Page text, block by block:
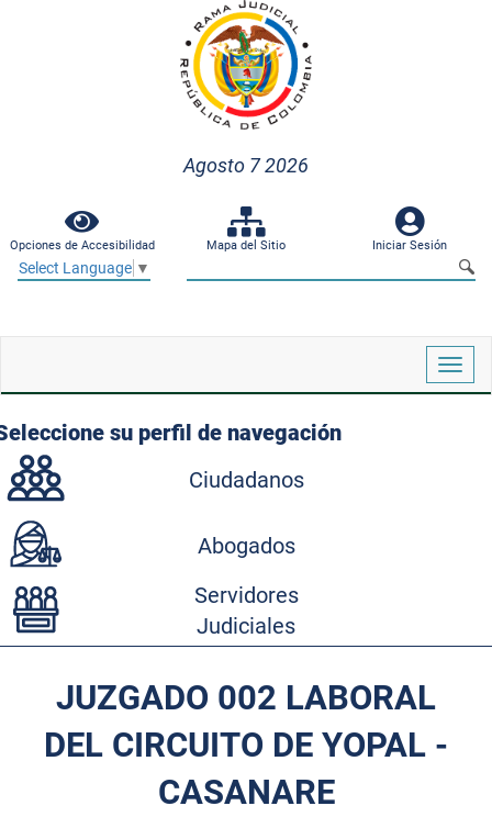
Agosto 7 2026
Opciones de Accesibilidad Mapa del Sitio Iniciar Sesión
Select Language ▼
su perfil de navegación
Ciudadanos
Abogados
Servidores
Judiciales
JUZGADO 002 LABORAL
DEL CIRCUITO DE YOPAL -
CASANARE